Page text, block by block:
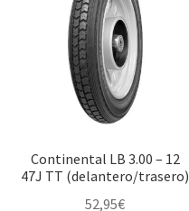
Continental LB 3.00 – 12
47J TT (delantero/trasero)
52,95€